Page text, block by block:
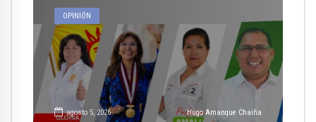
OPINIÓN
agosto 5, 2026 Hugo Amanque Chaiña